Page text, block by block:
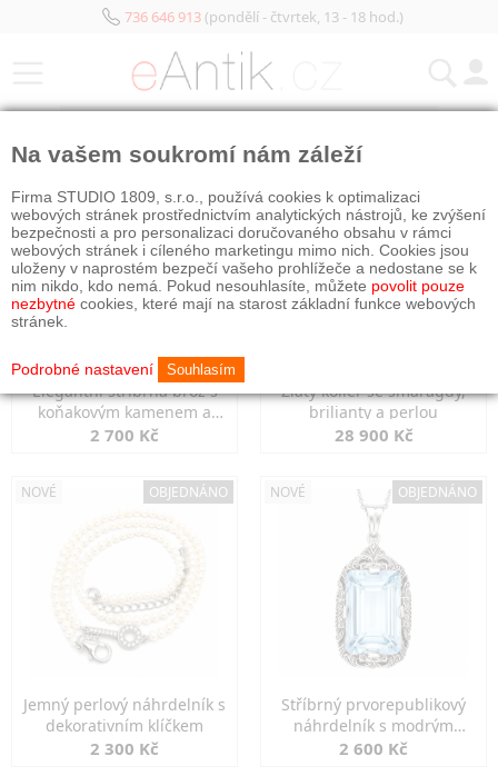
736 646 913(pondělí - čtvrtek, 13 - 18 hod.)
Elegantní stříbrná brož s
koňakovým kamenem a
markazity
2 700 Kč
Zlatý kolier se smaragdy,
brilianty a perlou
28 900 Kč
NOVÉ OBJEDNÁNO
Jemný perlový náhrdelník s
dekorativním klíčkem
2 300 Kč
NOVÉ OBJEDNÁNO
Stříbrný prvorepublikový
náhrdelník s modrým
spinelem
2 600 Kč
Na vašem soukromí nám záleží
Firma STUDIO 1809, s.r.o., používá cookies k optimalizaci
webových stránek prostřednictvím analytických nástrojů, ke zvýšení
bezpečnosti a pro personalizaci doručovaného obsahu v rámci
webových stránek i cíleného marketingu mimo nich. Cookies jsou
uloženy v naprostém bezpečí vašeho prohlížeče a nedostane se k
nim nikdo, kdo nemá. Pokud nesouhlasíte, můžete povolit pouze
nezbytné cookies, které mají na starost základní funkce webových
stránek.
Podrobné nastavení Souhlasím